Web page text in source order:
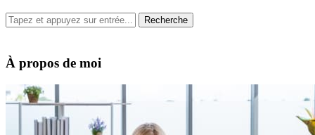
À propos de moi